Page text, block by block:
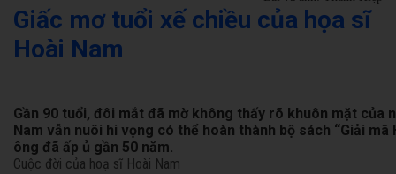
Giấc mơ tuổi xế chiều của họa sĩ
Hoài Nam
Gần 90 tuổi, đôi mắt đã mờ không thấy rõ khuôn mặt của
Nam vẫn nuôi hi vọng có thể hoàn thành bộ sách “Giải
ông đã ấp ủ gần 50 năm.
Cuộc đời của hoạ sĩ Hoài Nam